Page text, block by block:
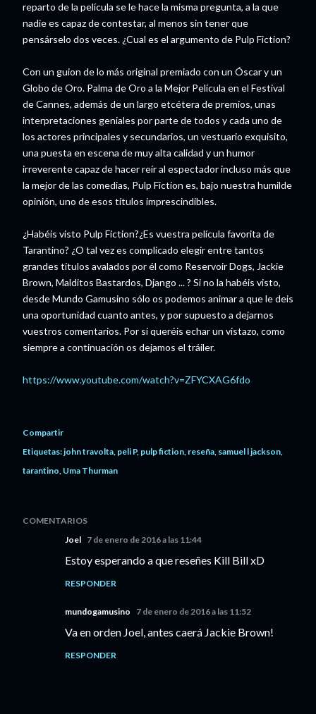
reparto de la película se le hace la misma pregunta, a la que
nadie es capaz de contestar, al menos sin tener que
pensárselo dos veces. ¿Cual es el argumento de Pulp Fiction?
Con un guion de lo más original premiado con un Óscar y un
Globo de Oro. Palma de Oro a la Mejor Película en el Festival
de Cannes, además de un largo etcétera de premios, unas
interpretaciones geniales por parte de todos y cada uno de
los actores principales y secundarios, un vestuario exquisito,
una puesta en escena de muy alta calidad y un humor
irreverente capaz de hacer reír al espectador incluso más que
la mejor de las comedias, Pulp Fiction es, bajo nuestra humilde
opinión, uno de esos títulos imprescindibles.
¿Habéis visto Pulp Fiction?¿Es vuestra película favorita de
Tarantino? ¿O tal vez es complicado elegir entre tantos
grandes títulos avalados por él como Reservoir Dogs, Jackie
Brown, Malditos Bastardos, Django ... ? Si no la habéis visto,
desde Mundo Gamusino sólo os podemos animar a que le deis
una oportunidad cuanto antes, y por supuesto a dejarnos
vuestros comentarios. Por si queréis echar un vistazo, como
siempre a continuación os dejamos el tráiler.
https://www.youtube.com/watch?v=ZFYCXAG6fdo
Compartir
Etiquetas:john travolta peli P pulp fiction reseña samuel l jackson
tarantino Uma Thurman
COMENTARIOS
Joel 7 de enero de 2016 a las 11:44
Estoy esperando a que reseñes Kill Bill xD
RESPONDER
mundogamusino 7 de enero de 2016 a las 11:52
Va en orden Joel, antes caerá Jackie Brown!
RESPONDER